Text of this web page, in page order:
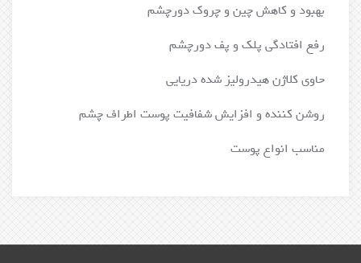
بهبود و کاهش چین و چروک دورچشم
رفع افتادگی پلک و پف دورچشم
حاوی کلاژن هیدرولیز شده دریایی
روشن کننده و افزایش شفافیت پوست اطراف چشم
مناسب انواع پوست